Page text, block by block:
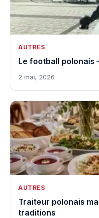
AUTRES
Le football polonais
2 mai, 2026
AUTRES
Traiteur polonais
traditions